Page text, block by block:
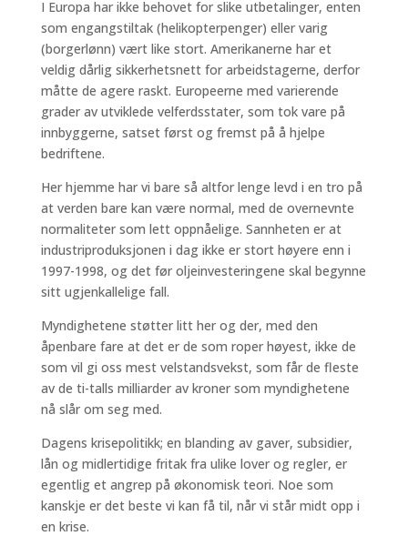
I Europa har ikke behovet for slike utbetalinger, enten
som engangstiltak (helikopterpenger) eller varig
(borgerlønn) vært like stort. Amerikanerne har et
veldig dårlig sikkerhetsnett for arbeidstagerne, derfor
måtte de agere raskt. Europeerne med varierende
grader av utviklede velferdsstater, som tok vare på
innbyggerne, satset først og fremst på å hjelpe
bedriftene.
Her hjemme har vi bare så altfor lenge levd i en tro på
at verden bare kan være normal, med de overnevnte
normaliteter som lett oppnåelige. Sannheten er at
industriproduksjonen i dag ikke er stort høyere enn i
1997-1998, og det før oljeinvesteringene skal begynne
sitt ugjenkallelige fall.
Myndighetene støtter litt her og der, med den
åpenbare fare at det er de som roper høyest, ikke de
som vil gi oss mest velstandsvekst, som får de fleste
av de ti-talls milliarder av kroner som myndighetene
nå slår om seg med.
Dagens krisepolitikk; en blanding av gaver, subsidier,
lån og midlertidige fritak fra ulike lover og regler, er
egentlig et angrep på økonomisk teori. Noe som
kanskje er det beste vi kan få til, når vi står midt opp i
en krise.